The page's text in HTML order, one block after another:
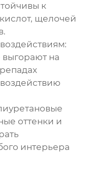
к
щелочей
выгорают на
оттенки и
интерьера